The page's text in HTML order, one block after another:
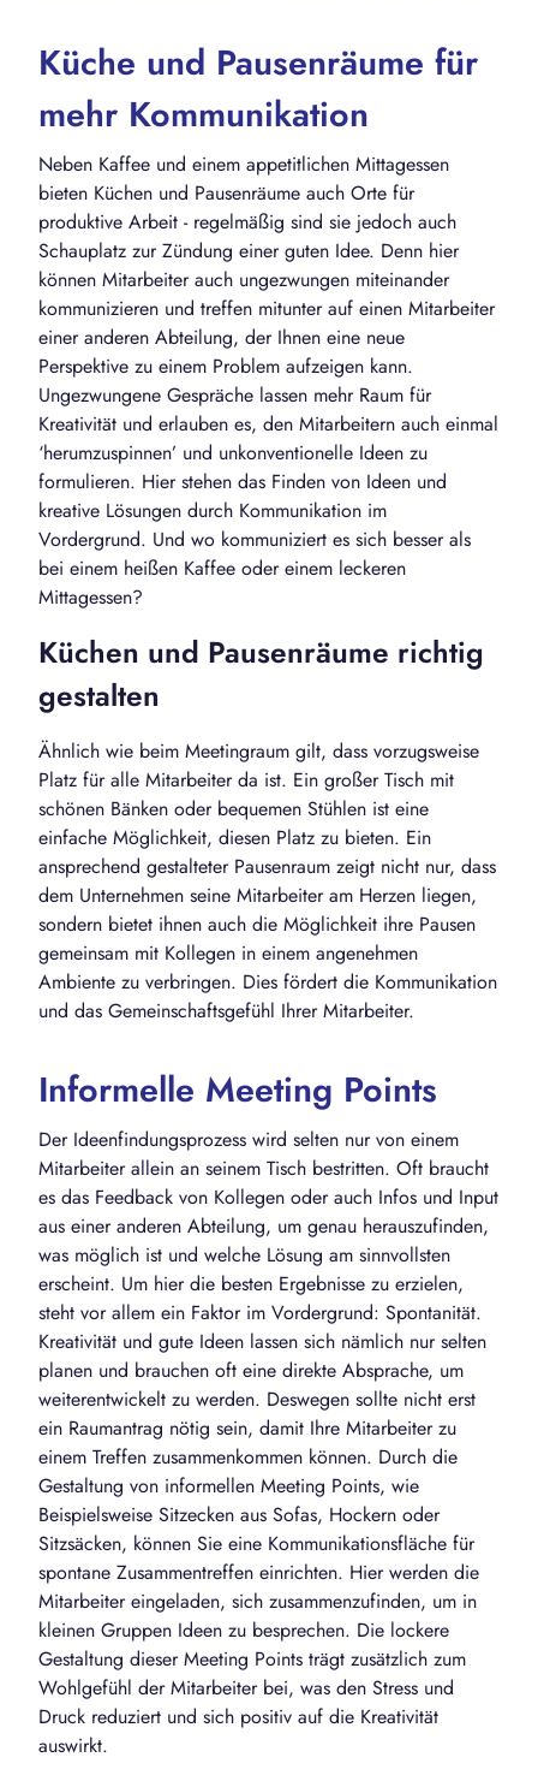
Küche und Pausenräume für
mehr Kommunikation
Neben Kaffee und einem appetitlichen Mittagessen
bieten Küchen und Pausenräume auch Orte für
produktive Arbeit - regelmäßig sind sie jedoch auch
Schauplatz zur Zündung einer guten Idee. Denn hier
können Mitarbeiter auch ungezwungen miteinander
kommunizieren und treffen mitunter auf einen Mitarbeiter
einer anderen Abteilung, der Ihnen eine neue
Perspektive zu einem Problem aufzeigen kann.
Ungezwungene Gespräche lassen mehr Raum für
Kreativität und erlauben es, den Mitarbeitern auch einmal
‘herumzuspinnen’ und unkonventionelle Ideen zu
formulieren. Hier stehen das Finden von Ideen und
kreative Lösungen durch Kommunikation im
Vordergrund. Und wo kommuniziert es sich besser als
bei einem heißen Kaffee oder einem leckeren
Mittagessen?
Küchen und Pausenräume richtig
gestalten
Ähnlich wie beim Meetingraum gilt, dass vorzugsweise
Platz für alle Mitarbeiter da ist. Ein großer Tisch mit
schönen Bänken oder bequemen Stühlen ist eine
einfache Möglichkeit, diesen Platz zu bieten. Ein
ansprechend gestalteter Pausenraum zeigt nicht nur, dass
dem Unternehmen seine Mitarbeiter am Herzen liegen,
sondern bietet ihnen auch die Möglichkeit ihre Pausen
gemeinsam mit Kollegen in einem angenehmen
Ambiente zu verbringen. Dies fördert die Kommunikation
und das Gemeinschaftsgefühl Ihrer Mitarbeiter.
Informelle Meeting Points
Der Ideenfindungsprozess wird selten nur von einem
Mitarbeiter allein an seinem Tisch bestritten. Oft braucht
es das Feedback von Kollegen oder auch Infos und Input
aus einer anderen Abteilung, um genau herauszufinden,
was möglich ist und welche Lösung am sinnvollsten
erscheint. Um hier die besten Ergebnisse zu erzielen,
steht vor allem ein Faktor im Vordergrund: Spontanität.
Kreativität und gute Ideen lassen sich nämlich nur selten
planen und brauchen oft eine direkte Absprache, um
weiterentwickelt zu werden. Deswegen sollte nicht erst
ein Raumantrag nötig sein, damit Ihre Mitarbeiter zu
einem Treffen zusammenkommen können. Durch die
Gestaltung von informellen Meeting Points, wie
Beispielsweise Sitzecken aus Sofas, Hockern oder
Sitzsäcken, können Sie eine Kommunikationsfläche für
spontane Zusammentreffen einrichten. Hier werden die
Mitarbeiter eingeladen, sich zusammenzufinden, um in
kleinen Gruppen Ideen zu besprechen. Die lockere
Gestaltung dieser Meeting Points trägt zusätzlich zum
Wohlgefühl der Mitarbeiter bei, was den Stress und
Druck reduziert und sich positiv auf die Kreativität
auswirkt.